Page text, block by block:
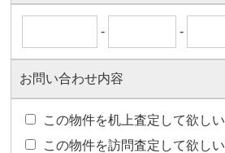
- -
お問い合わせ内容
この物件を机上査定して欲しい
この物件を訪問査定して欲しい